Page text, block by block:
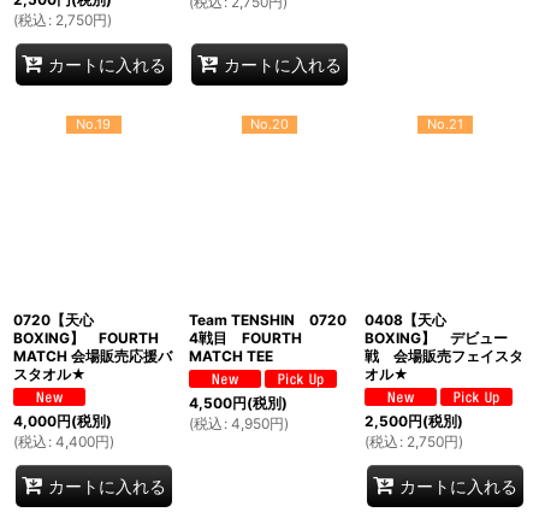
(税込 : 2,750円)
カートに入れる カートに入れる
No.19
0720【天心
BOXING】 FOURTH
MATCH 会場販売応援バ
スタオル★
4,000円(税別)
(税込 : 4,400円)
カートに入れる
No.20
Team TENSHIN 0720
4戦目 FOURTH
MATCH TEE
4,500円(税別)
(税込 : 4,950円)
No.21
0408【天心
BOXING】 デビュー
戦 会場販売フェイスタ
オル★
2,500円(税別)
(税込 : 2,750円)
カートに入れる